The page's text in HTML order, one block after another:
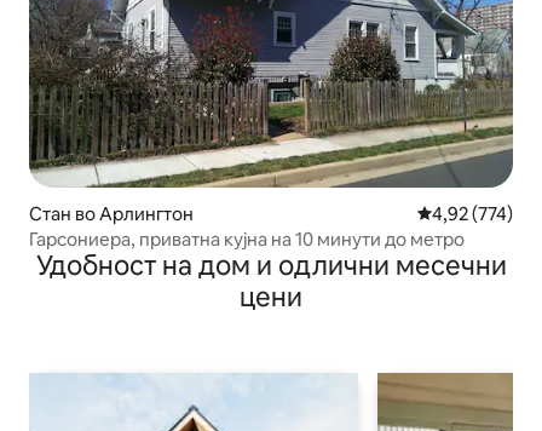
Стан во Арлингтон Просечна
4,92 (774)
Гарсониера, приватна кујна на 10 минути до метро
Удобност на дом и одлични месечни
цени